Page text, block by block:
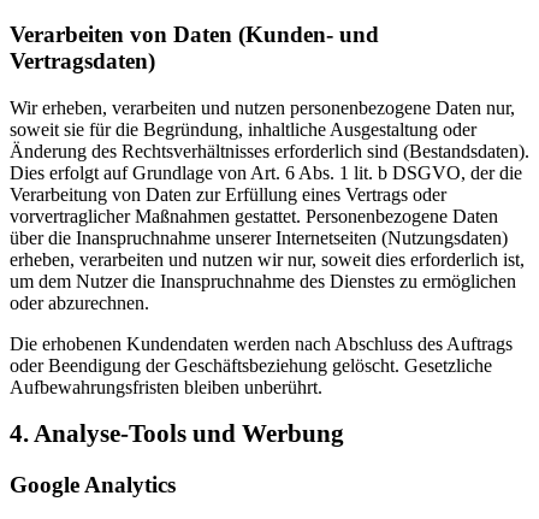
Verarbeiten von Daten (Kunden- und
Vertragsdaten)
Wir erheben, verarbeiten und nutzen personenbezogene Daten nur,
soweit sie für die Begründung, inhaltliche Ausgestaltung oder
Änderung des Rechtsverhältnisses erforderlich sind (Bestandsdaten).
Dies erfolgt auf Grundlage von Art. 6 Abs. 1 lit. b DSGVO, der die
Verarbeitung von Daten zur Erfüllung eines Vertrags oder
vorvertraglicher Maßnahmen gestattet. Personenbezogene Daten
über die Inanspruchnahme unserer Internetseiten (Nutzungsdaten)
erheben, verarbeiten und nutzen wir nur, soweit dies erforderlich ist,
um dem Nutzer die Inanspruchnahme des Dienstes zu ermöglichen
oder abzurechnen.
Die erhobenen Kundendaten werden nach Abschluss des Auftrags
oder Beendigung der Geschäftsbeziehung gelöscht. Gesetzliche
Aufbewahrungsfristen bleiben unberührt.
4. Analyse-Tools und Werbung
Google Analytics